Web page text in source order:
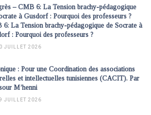
– CMB 6: La Tension brachy-pédagogique
à Gusdorf : Pourquoi des professeurs ?
6: La Tension brachy-pédagogique de Socrate à
: Pourquoi des professeurs ?
JUILLET 2026
: Pour une Coordination des associations
et intellectuelles tunisiennes (CACIT). Par
M’henni
JUILLET 2026